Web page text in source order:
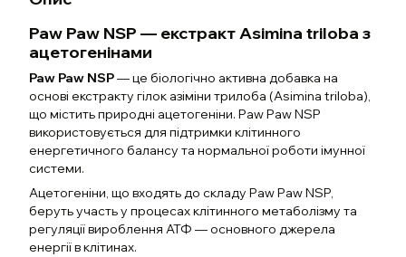
Paw Paw NSP — екстракт Asimina triloba з
ацетогенiнами
Paw Paw NSP— це біологічно активна добавка на
основі екстракту гілок азіміни трилоба (Asimina triloba),
що містить природні ацетогеніни. Paw Paw NSP
використовується для підтримки клітинного
енергетичного балансу та нормальної роботи імунної
системи.
Ацетогеніни, що входять до складу Paw Paw NSP,
беруть участь у процесах клітинного метаболізму та
регуляції вироблення АТФ — основного джерела
енергії в клітинах.